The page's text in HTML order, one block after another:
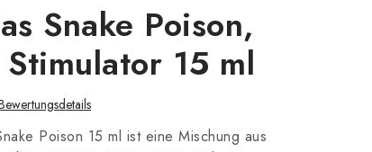
Snake Poison,
15 ml
Poison 15 ml ist eine Mischung aus